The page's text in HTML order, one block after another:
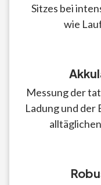
Sitzes bei
wie
Messung der
Ladung und der